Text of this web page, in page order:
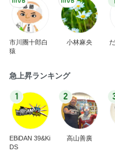
市川團十郎白
猿
小林麻央
急上昇ランキング
1
EBiDAN 39&Ki
DS
2
高山善廣